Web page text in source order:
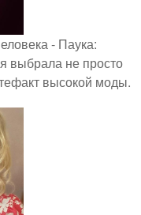
- Паука:
выбрала не просто
высокой моды.